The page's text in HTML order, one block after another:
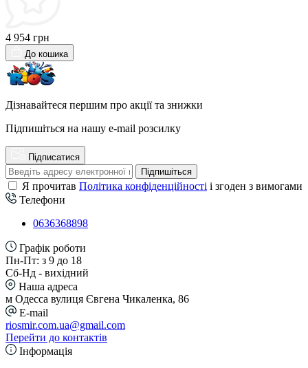
4 954 грн
До кошика
Дізнавайтеся першим про акції та знижки
Підпишіться на нашу e-mail розсилку
Підписатися
Підпишіться
Я прочитав Політика конфіденційності і згоден з вимогами
Телефони
0636368898
Графік роботи
Пн-Пт: з 9 до 18
Сб-Нд - вихідний
Наша адреса
м Одесса вулиця Євгена Чикаленка, 86
E-mail
riosmir.com.ua@gmail.com
Перейти до контактів
Інформація